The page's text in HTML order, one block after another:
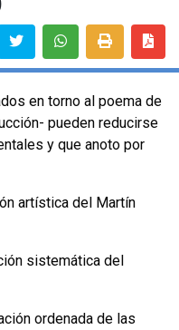
en torno al poema de
pueden reducirse
y que anoto por
artística del Martín
sistemática del
ordenada de las